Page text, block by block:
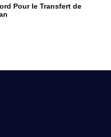
Pour le Transfert de